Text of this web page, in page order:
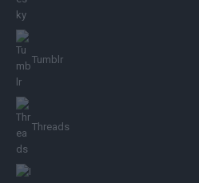
Tumblr
Threads